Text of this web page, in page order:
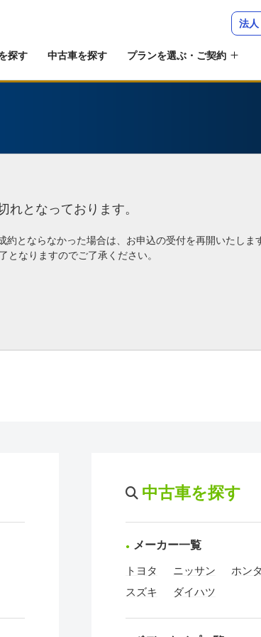
法人
探す 中古車を探す プランを選ぶ・ご契約
れとなっております。
とならなかった場合は、お申込の受付を再開いたしま
となりますのでご了承ください。
中古車を探す
メーカー一覧
トヨタ ニッサン ホン
スズキ
ダイハツ